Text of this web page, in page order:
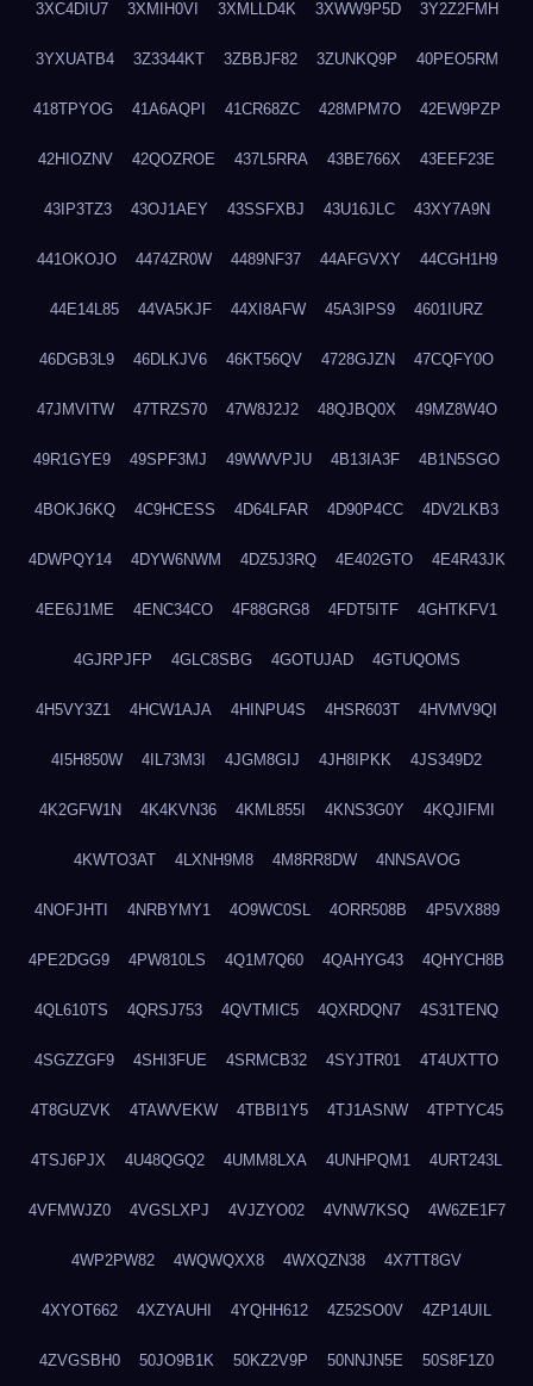
3XC4DIU7 3XMIH0VI 3XMLLD4K 3XWW9P5D 3Y2Z2FMH
3YXUATB4 3Z3344KT 3ZBBJF82 3ZUNKQ9P 40PEO5RM
418TPYOG 41A6AQPI 41CR68ZC 428MPM7O 42EW9PZP
42HIOZNV 42QOZROE 437L5RRA 43BE766X 43EEF23E
43IP3TZ3 43OJ1AEY 43SSFXBJ 43U16JLC 43XY7A9N
441OKOJO 4474ZR0W 4489NF37 44AFGVXY 44CGH1H9
44E14L85 44VA5KJF 44XI8AFW 45A3IPS9 4601IURZ
46DGB3L9 46DLKJV6 46KT56QV 4728GJZN 47CQFY0O
47JMVITW 47TRZS70 47W8J2J2 48QJBQ0X 49MZ8W4O
49R1GYE9 49SPF3MJ 49WWVPJU 4B13IA3F 4B1N5SGO
4BOKJ6KQ 4C9HCESS 4D64LFAR 4D90P4CC 4DV2LKB3
4DWPQY14 4DYW6NWM 4DZ5J3RQ 4E402GTO 4E4R43JK
4EE6J1ME 4ENC34CO 4F88GRG8 4FDT5ITF 4GHTKFV1
4GJRPJFP 4GLC8SBG 4GOTUJAD 4GTUQOMS
4H5VY3Z1 4HCW1AJA 4HINPU4S 4HSR603T 4HVMV9QI
4I5H850W 4IL73M3I 4JGM8GIJ 4JH8IPKK 4JS349D2
4K2GFW1N 4K4KVN36 4KML855I 4KNS3G0Y 4KQJIFMI
4KWTO3AT 4LXNH9M8 4M8RR8DW 4NNSAVOG
4NOFJHTI 4NRBYMY1 4O9WC0SL 4ORR508B 4P5VX889
4PE2DGG9 4PW810LS 4Q1M7Q60 4QAHYG43 4QHYCH8B
4QL610TS 4QRSJ753 4QVTMIC5 4QXRDQN7 4S31TENQ
4SGZZGF9 4SHI3FUE 4SRMCB32 4SYJTR01 4T4UXTTO
4T8GUZVK 4TAWVEKW 4TBBI1Y5 4TJ1ASNW 4TPTYC45
4TSJ6PJX 4U48QGQ2 4UMM8LXA 4UNHPQM1 4URT243L
4VFMWJZ0 4VGSLXPJ 4VJZYO02 4VNW7KSQ 4W6ZE1F7
4WP2PW82 4WQWQXX8 4WXQZN38 4X7TT8GV
4XYOT662 4XZYAUHI 4YQHH612 4Z52SO0V 4ZP14UIL
4ZVGSBH0 50JO9B1K 50KZ2V9P 50NNJN5E 50S8F1Z0